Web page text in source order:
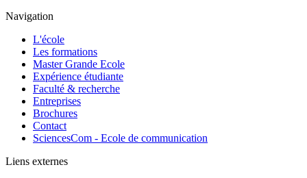
Navigation
L'école
Les formations
Master Grande Ecole
Expérience étudiante
Faculté & recherche
Entreprises
Brochures
Contact
SciencesCom - Ecole de communication
Liens externes